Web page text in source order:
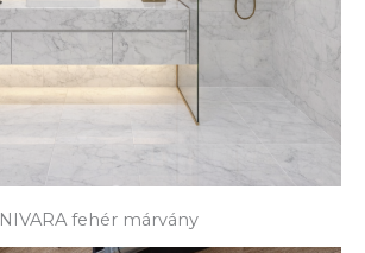
NIVARA fehér márvány